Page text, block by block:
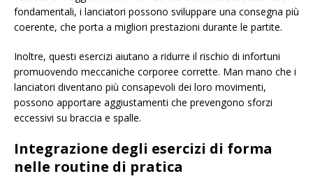
fondamentali, i lanciatori possono sviluppare una consegna più
coerente, che porta a migliori prestazioni durante le partite.
Inoltre, questi esercizi aiutano a ridurre il rischio di infortuni
promuovendo meccaniche corporee corrette. Man mano che i
lanciatori diventano più consapevoli dei loro movimenti,
possono apportare aggiustamenti che prevengono sforzi
eccessivi su braccia e spalle.
Integrazione degli esercizi di forma
nelle routine di pratica